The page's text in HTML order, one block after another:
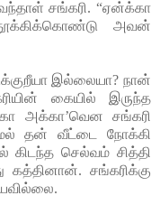
சங்கரி. “ஏன்க்கா
அவன்
இல்லையா? நான்
கையில் இருந்த
அக்கா’வென சங்கரி
தன் வீட்டை நோக்கி
கிடந்த செல்வம் சித்தி
கத்தினான். சங்கரிக்கு